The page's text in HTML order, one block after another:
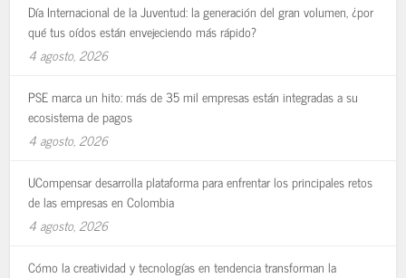
Día Internacional de la Juventud: la generación del gran volumen, ¿por
qué tus oídos están envejeciendo más rápido?
4 agosto, 2026
PSE marca un hito: más de 35 mil empresas están integradas a su
ecosistema de pagos
4 agosto, 2026
UCompensar desarrolla plataforma para enfrentar los principales retos
de las empresas en Colombia
4 agosto, 2026
Cómo la creatividad y tecnologías en tendencia transforman la